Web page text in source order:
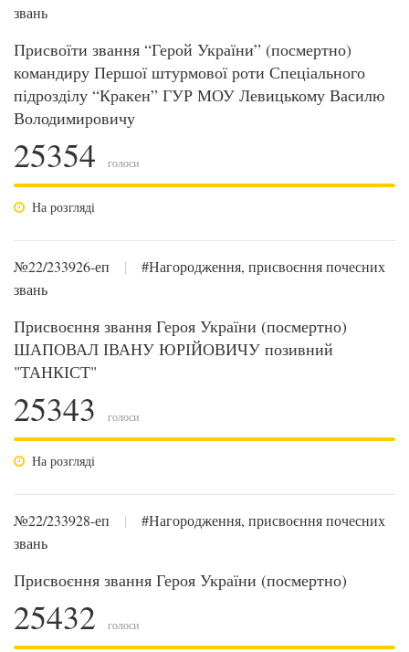
звань
Присвоїти звання “Герой України” (посмертно)
командиру Першої штурмової роти Спеціального
підрозділу “Кракен” ГУР МОУ Левицькому Василю
Володимировичу
25354 голоси
На розгляді
№22/233926-еп |
#Нагородження, присвоєння почесних
звань
Присвоєння звання Героя України (посмертно)
ШАПОВАЛ ІВАНУ ЮРІЙОВИЧУ позивний
"ТАНКІСТ"
25343 голоси
На розгляді
№22/233928-еп |
#Нагородження, присвоєння почесних
звань
Присвоєння звання Героя України (посмертно)
25432 голоси